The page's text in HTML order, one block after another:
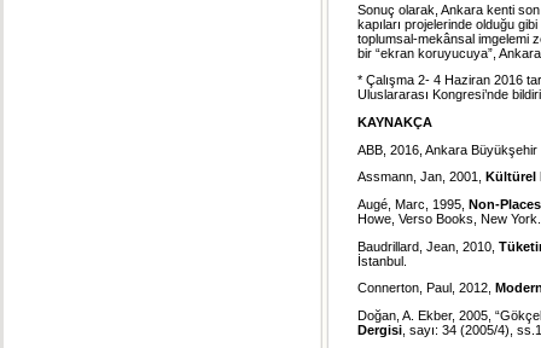
Sonuç olarak, Ankara kenti
kapıları projelerinde olduğu
toplumsal-mekânsal imgelemi
bir “ekran koruyucuya”,
* Çalışma 2- 4 Haziran 2016
Uluslararası Kongresi’nde
KAYNAKÇA
ABB, 2016, Ankara
Assmann, Jan, 2001,
Kültürel
Augé, Marc, 1995, Non-
Howe, Verso Books, New York.
Baudrillard, Jean, 2010,
İstanbul.
Connerton, Paul, 2012,
Doğan, A. Ekber, 2005,
Dergisi , sayı: 34 (2005/4),